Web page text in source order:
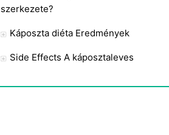
szerkezete?
Káposzta diéta Eredmények
Side Effects A káposztaleves